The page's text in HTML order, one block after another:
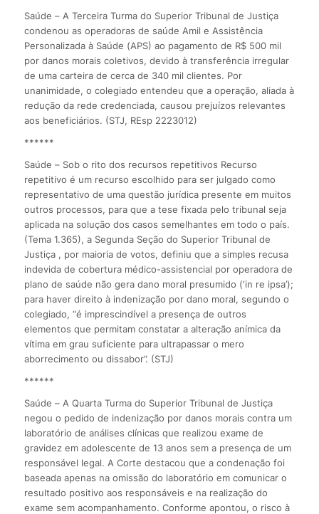
Saúde – A Terceira Turma do Superior Tribunal de Justiça
condenou as operadoras de saúde Amil e Assistência
Personalizada à Saúde (APS) ao pagamento de R$ 500 mil
por danos morais coletivos, devido à transferência irregular
de uma carteira de cerca de 340 mil clientes. Por
unanimidade, o colegiado entendeu que a operação, aliada à
redução da rede credenciada, causou prejuízos relevantes
aos beneficiários. (STJ, REsp 2223012)
******
Saúde – Sob o rito dos recursos repetitivos Recurso
repetitivo é um recurso escolhido para ser julgado como
representativo de uma questão jurídica presente em muitos
outros processos, para que a tese fixada pelo tribunal seja
aplicada na solução dos casos semelhantes em todo o país.
(Tema 1.365), a Segunda Seção do Superior Tribunal de
Justiça , por maioria de votos, definiu que a simples recusa
indevida de cobertura médico-assistencial por operadora de
plano de saúde não gera dano moral presumido (‘in re ipsa’);
para haver direito à indenização por dano moral, segundo o
colegiado, “é imprescindível a presença de outros
elementos que permitam constatar a alteração anímica da
vítima em grau suficiente para ultrapassar o mero
aborrecimento ou dissabor”. (STJ)
******
Saúde – A Quarta Turma do Superior Tribunal de Justiça
negou o pedido de indenização por danos morais contra um
laboratório de análises clínicas que realizou exame de
gravidez em adolescente de 13 anos sem a presença de um
responsável legal. A Corte destacou que a condenação foi
baseada apenas na omissão do laboratório em comunicar o
resultado positivo aos responsáveis e na realização do
exame sem acompanhamento. Conforme apontou, o risco à